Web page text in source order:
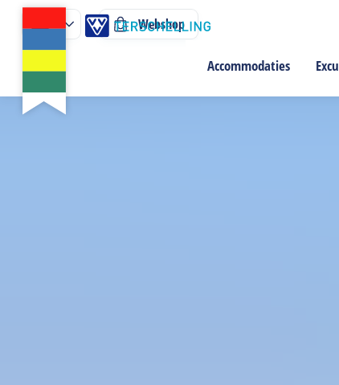
Accommodaties
Webshop